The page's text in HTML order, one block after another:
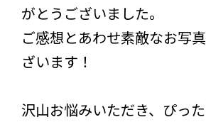
がとうございました。
ご感想とあわせ素敵なお写
ざいます！
沢山お悩みいただき、ぴっ